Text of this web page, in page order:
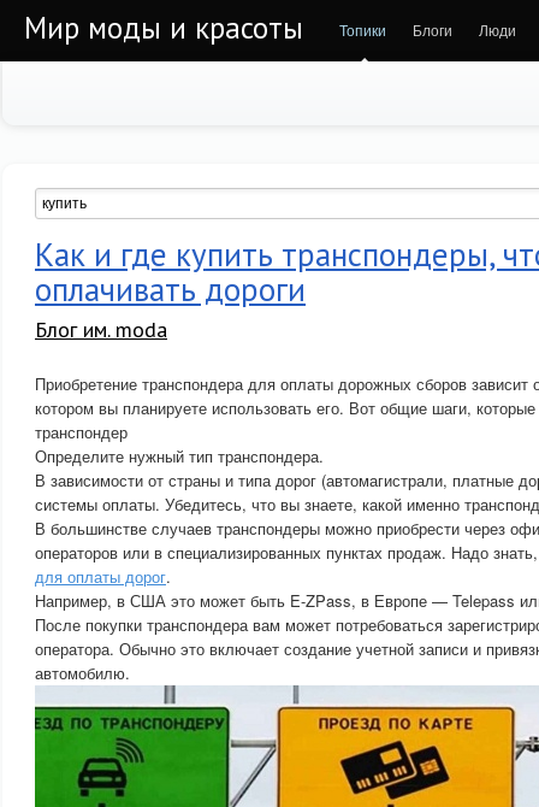
Мир моды и красоты Топики Блоги Люди
Как и где купить транспондеры,
оплачивать дороги
Блог им. moda
Приобретение транспондера для оплаты дорожных сборов зависит
котором вы планируете использовать его. Вот общие шаги,
транспондер
Определите нужный тип транспондера.
В зависимости от страны и типа дорог (автомагистрали, платные
системы оплаты. Убедитесь, что вы знаете, какой именно
В большинстве случаев транспондеры можно приобрести через
операторов или в специализированных пунктах продаж. Надо
для оплаты дорог.
Например, в США это может быть E-ZPass, в Европе — Telepass
После покупки транспондера вам может потребоваться
оператора. Обычно это включает создание учетной записи и
автомобилю.